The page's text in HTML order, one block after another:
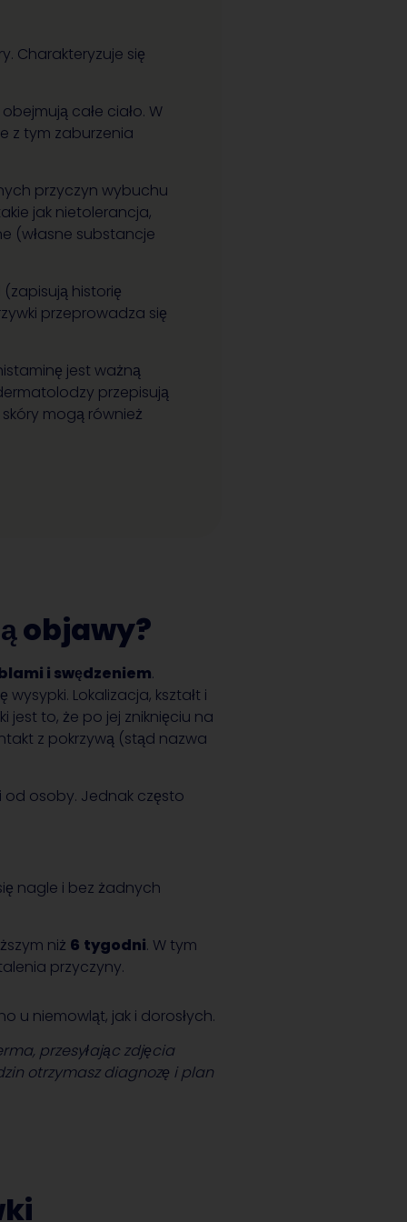
Charakteryzuje się
całe ciało. W
z tym zaburzenia
przyczyn wybuchu
jak nietolerancja,
(własne substancje
historię
przeprowadza się
jest ważną
przepisują
mogą również
objawy?
i swędzeniem.
Lokalizacja, kształt i
jest to, że po jej zniknięciu na
z pokrzywą (stąd nazwa
od osoby. Jednak często
nagle i bez żadnych
niż 6 tygodni. W tym
przyczyny.
u niemowląt, jak i dorosłych.
przesyłając zdjęcia
otrzymasz diagnozę i plan